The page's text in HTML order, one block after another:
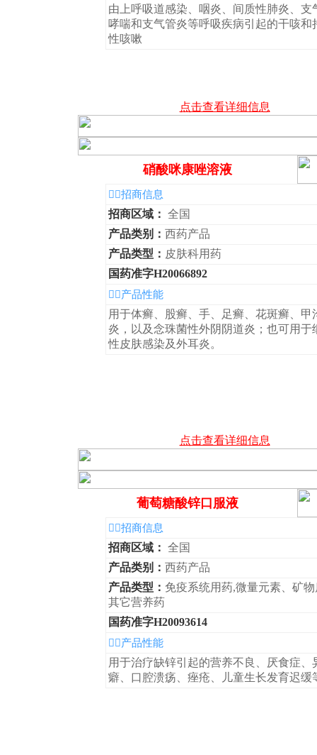
由上呼吸道感染、咽炎、间质性肺炎、支
哮喘和支气管炎等呼吸疾病引起的干咳和
性咳嗽
点击查看详细信息
硝酸咪康唑溶液
◆招商信息
招商区域： 全国
产品类别： 西药产品
产品类型： 皮肤科用药
国药准字H20066892
◆产品性能
用于体癣、股癣、手、足癣、花斑癣、甲
炎，以及念珠菌性外阴阴道炎；也可用于
性皮肤感染及外耳炎。
点击查看详细信息
葡萄糖酸锌口服液
◆招商信息
招商区域： 全国
产品类别： 西药产品
产品类型： 免疫系统用药,微量元素、矿
其它营养药
国药准字H20093614
◆产品性能
用于治疗缺锌引起的营养不良、厌食症、
癖、口腔溃疡、痤疮、儿童生长发育迟缓